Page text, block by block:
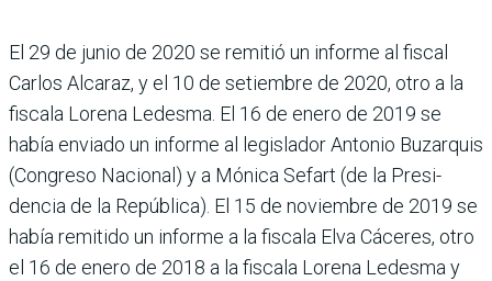
El 29 de junio de 2020 se remitió un informe al fis­cal
Carlos Alcaraz, y el 10 de setiembre de 2020, otro a la
fiscala Lorena Ledesma. El 16 de enero de 2019 se
había enviado un informe al legis­lador Antonio Buzarquis
(Congreso Nacional) y a Mónica Sefart (de la Presi­
dencia de la República). El 15 de noviembre de 2019 se
había remitido un informe a la fiscala Elva Cáceres, otro
el 16 de enero de 2018 a la fis­cala Lorena Ledesma y